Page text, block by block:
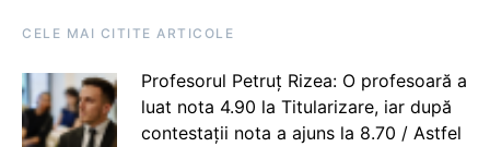
CELE MAI CITITE ARTICOLE
Profesorul Petruț Rizea: O profesoară a
luat nota 4.90 la Titularizare, iar după
contestații nota a ajuns la 8.70 / Astfel